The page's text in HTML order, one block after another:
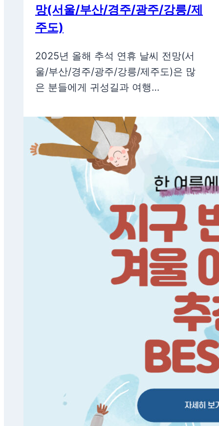
망(서울/부산/경주/광주/강릉/제
주도)
2025년 올해 추석 연휴 날씨 전망(서
울/부산/경주/광주/강릉/제주도)은 많
은 분들에게 귀성길과 여행…